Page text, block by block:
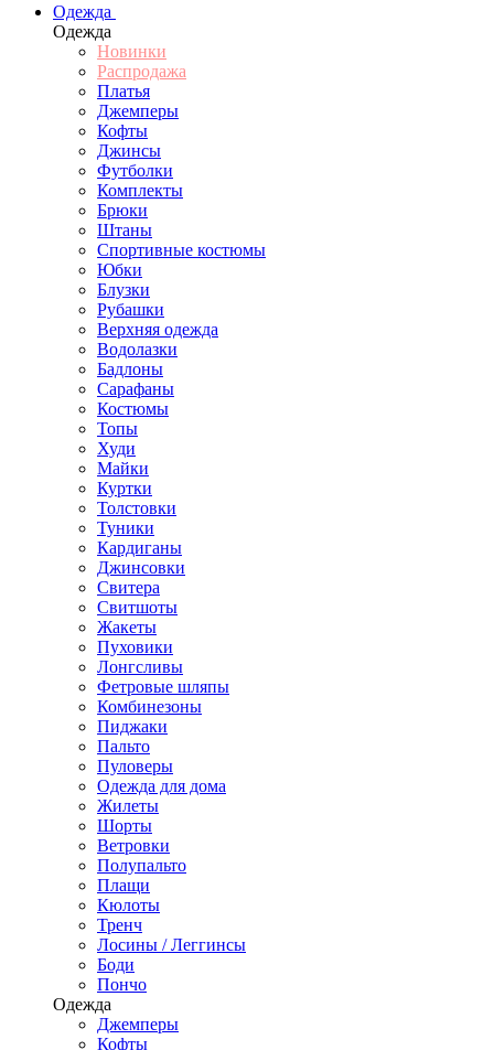
Одежда
Одежда
Новинки
Распродажа
Платья
Джемперы
Кофты
Джинсы
Футболки
Комплекты
Брюки
Штаны
Спортивные костюмы
Юбки
Блузки
Рубашки
Верхняя одежда
Водолазки
Бадлоны
Сарафаны
Костюмы
Топы
Худи
Майки
Куртки
Толстовки
Туники
Кардиганы
Джинсовки
Свитера
Свитшоты
Жакеты
Пуховики
Лонгсливы
Фетровые шляпы
Комбинезоны
Пиджаки
Пальто
Пуловеры
Одежда для дома
Жилеты
Шорты
Ветровки
Полупальто
Плащи
Кюлоты
Тренч
Лосины / Леггинсы
Боди
Пончо
Одежда
Джемперы
Кофты